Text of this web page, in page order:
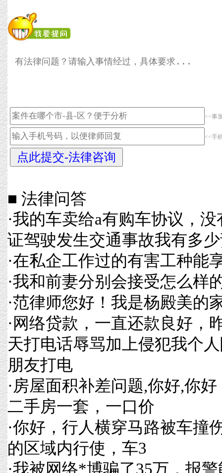
<<事
<<手
■ 法律问答
·我的车卖给a有购车协议，
证驾驶发生交通事故我有多
·在私企工作过的有害工种能
·我和前妻分别会接受怎么样
·范律师您好！我是杨殿美的
· 网络贷款，一直还款良好，
天打电话辱骂加上侵犯我个
朋友打电
·房屋面积补差问题,你好,你
二手房一套，一口价
·你好，行人横穿马路被车撞
的区域内行使，车3
·我被网络*博骗了35万，报